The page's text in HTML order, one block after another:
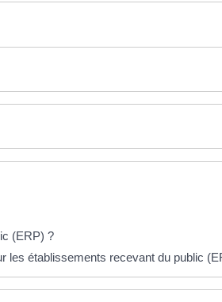
(ERP) ?
les établissements recevant du public